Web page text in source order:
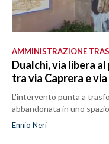
AMMINISTRAZIONE
Dualchi, via libera
tra via Caprera e
L'intervento punta a
abbandonata in uno
Ennio Neri